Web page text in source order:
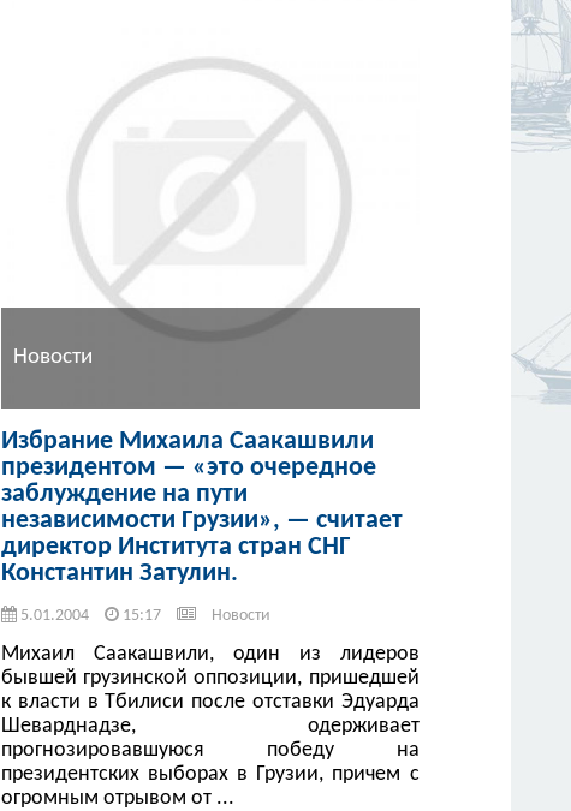
Новости
Избрание Михаила Саакашвили
президентом — «это очередное
заблуждение на пути
независимости Грузии», — считает
директор Института стран СНГ
Константин Затулин.
5.01.2004 15:17 Новости
Михаил Саакашвили, один из лидеров
бывшей грузинской оппозиции, пришедшей
к власти в Тбилиси после отставки Эдуарда
Шеварднадзе, одерживает
прогнозировавшуюся победу на
президентских выборах в Грузии, причем с
огромным отрывом от ...